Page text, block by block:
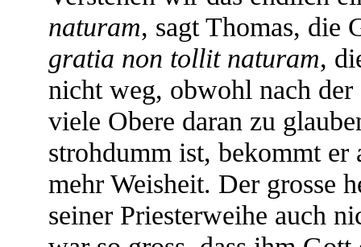
naturam, sagt Thomas, die
gratia non tollit naturam,
nicht weg, obwohl nach
viele Obere daran zu
strohdumm ist, bekommt
mehr Weisheit. Der grosse
seiner Priesterweihe auch